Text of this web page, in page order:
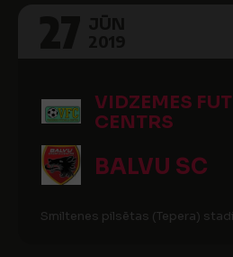
VIDZEMES
CENTRS
BALVU SC
Smiltenes pilsētas (Tepera)